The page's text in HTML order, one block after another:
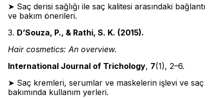
➤ Saç derisi sağlığı ile saç kalitesi arasındaki bağlantı
ve bakım önerileri.
3. D’Souza, P., & Rathi, S. K. (2015).
Hair cosmetics: An overview.
International Journal of Trichology, 7(1), 2–6.
➤ Saç kremleri, serumlar ve maskelerin işlevi ve saç
bakımında kullanım yerleri.